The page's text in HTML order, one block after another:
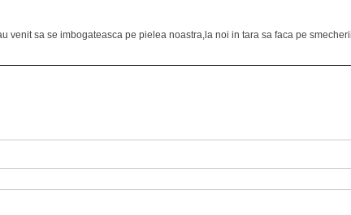
venit sa se imbogateasca pe pielea noastra,la noi in tara sa faca pe